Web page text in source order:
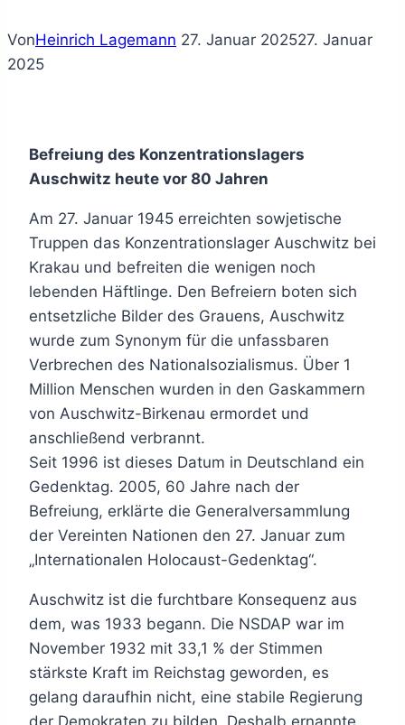
VonHeinrich Lagemann 27. Januar 202527. Januar
2025
Befreiung des Konzentrationslagers
Auschwitz heute vor 80 Jahren
Am 27. Januar 1945 erreichten sowjetische
Truppen das Konzentrationslager Auschwitz bei
Krakau und befreiten die wenigen noch
lebenden Häftlinge. Den Befreiern boten sich
entsetzliche Bilder des Grauens, Auschwitz
wurde zum Synonym für die unfassbaren
Verbrechen des Nationalsozialismus. Über 1
Million Menschen wurden in den Gaskammern
von Auschwitz-Birkenau ermordet und
anschließend verbrannt.
Seit 1996 ist dieses Datum in Deutschland ein
Gedenktag. 2005, 60 Jahre nach der
Befreiung, erklärte die Generalversammlung
der Vereinten Nationen den 27. Januar zum
„Internationalen Holocaust-Gedenktag“.
Auschwitz ist die furchtbare Konsequenz aus
dem, was 1933 begann. Die NSDAP war im
November 1932 mit 33,1 % der Stimmen
stärkste Kraft im Reichstag geworden, es
gelang daraufhin nicht, eine stabile Regierung
der Demokraten zu bilden. Deshalb ernannte